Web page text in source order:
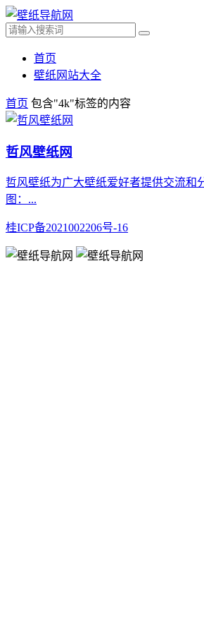
首页
壁纸网站大全
首页 包含"4k"标签的内容
哲风壁纸网
哲风壁纸为广大壁纸爱好者提供交流
图：...
桂ICP备2021002206号-16